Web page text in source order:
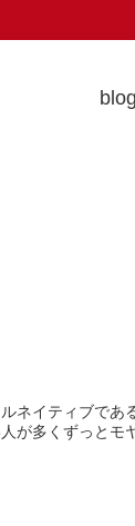
ネイティブで
が多くずっとモ